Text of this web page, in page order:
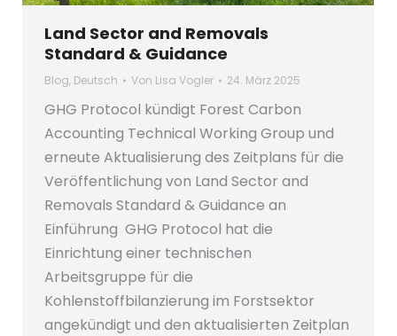
Land Sector and Removals
Standard & Guidance
Blog, Deutsch Von Lisa Vogler 24. März 2025
GHG Protocol kündigt Forest Carbon
Accounting Technical Working Group und
erneute Aktualisierung des Zeitplans für die
Veröffentlichung von Land Sector and
Removals Standard & Guidance an
Einführung GHG Protocol hat die
Einrichtung einer technischen
Arbeitsgruppe für die
Kohlenstoffbilanzierung im Forstsektor
angekündigt und den aktualisierten Zeitplan